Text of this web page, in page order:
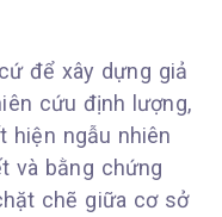
để xây dựng giả
cứu định lượng,
hiện ngẫu nhiên
và bằng chứng
chẽ giữa cơ sở